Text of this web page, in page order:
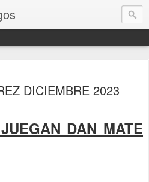
DICIEMBRE 2023
DAN MATE